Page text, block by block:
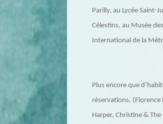
Parilly, au Lycée Saint-
Célestins, au Musée
International de la
Plus encore que
réservations. (Florence
Harper, Christine &